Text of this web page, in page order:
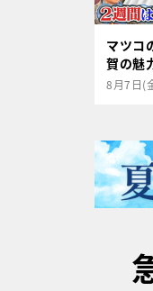
マツコ
賀の魅
8月7日(